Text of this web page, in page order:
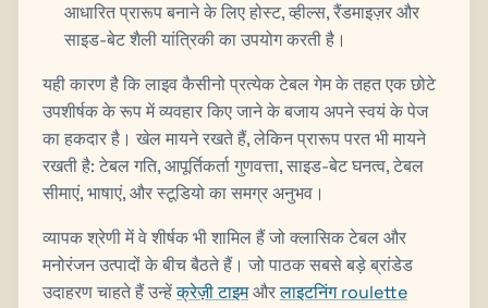
आधारित प्रारूप बनाने के लिए होस्ट, व्हील्स, रैंडमाइज़र और
साइड-बेट शैली यांत्रिकी का उपयोग करती है।
यही कारण है कि लाइव कैसीनो प्रत्येक टेबल गेम के तहत एक छोटे
उपशीर्षक के रूप में व्यवहार किए जाने के बजाय अपने स्वयं के पेज
का हकदार है। खेल मायने रखते हैं, लेकिन प्रारूप परत भी मायने
रखती है: टेबल गति, आपूर्तिकर्ता गुणवत्ता, साइड-बेट घनत्व, टेबल
सीमाएं, भाषाएं, और स्टूडियो का समग्र अनुभव।
व्यापक श्रेणी में वे शीर्षक भी शामिल हैं जो क्लासिक टेबल और
मनोरंजन उत्पादों के बीच बैठते हैं। जो पाठक सबसे बड़े ब्रांडेड
उदाहरण चाहते हैं उन्हेंक्रेज़ी टाइमऔरलाइटनिंग roulette